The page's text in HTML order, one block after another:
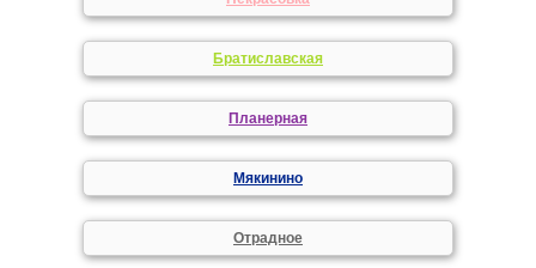
Братиславская
Планерная
Мякинино
Отрадное